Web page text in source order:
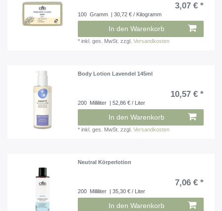
3,07 € *
100 Gramm | 30,72 € / Kilogramm
In den Warenkorb
*inkl. ges. MwSt. zzgl.Versandkosten
Body Lotion Lavendel 145ml
10,57 € *
200 Milliliter | 52,86 € / Liter
In den Warenkorb
*inkl. ges. MwSt. zzgl.Versandkosten
Neutral Körperlotion
7,06 € *
200 Milliliter | 35,30 € / Liter
In den Warenkorb